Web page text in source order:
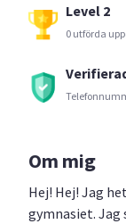
Level 2
0 utförda
Om mig
Hej! Hej! Jag
gymnasiet.